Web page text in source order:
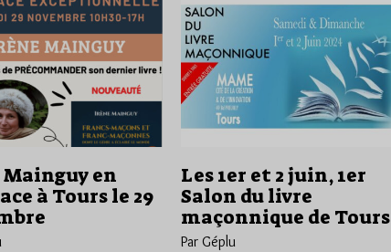
en
à Tours le 29
Les 1er et 2 juin, 1er
Salon du livre
maçonnique de Tours
Par Géplu